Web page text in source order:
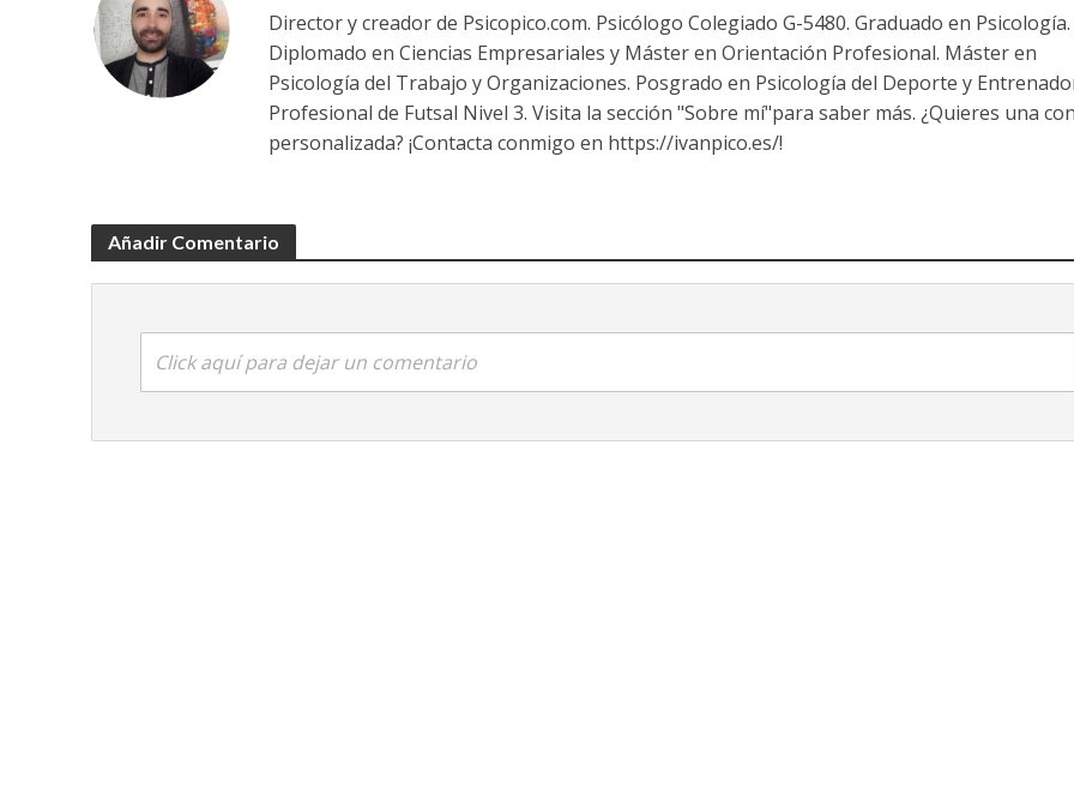
Director y creador de Psicopico.com. Psicólogo Colegiado G-5480. Graduado en Psicología.
Diplomado en Ciencias Empresariales y Máster en Orientación Profesional. Máster en
Psicología del Trabajo y Organizaciones. Posgrado en Psicología del Deporte y
Profesional de Futsal Nivel 3. Visita la sección "Sobre mí"para saber más. ¿Quieres una
personalizada? ¡Contacta conmigo en https://ivanpico.es/!
Añadir Comentario
Click aquí para dejar un comentario